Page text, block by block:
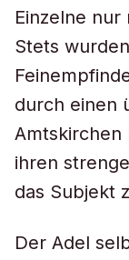
Einzelne
Stets
durch einen
Amtskirchen
ihren
das Subjekt
Der Adel